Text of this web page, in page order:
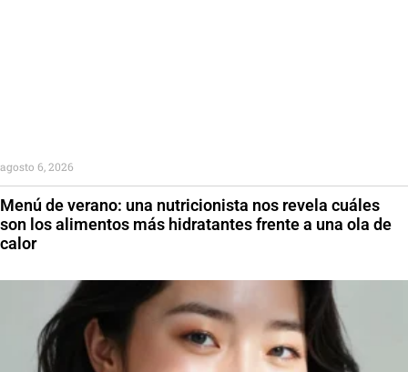
Menú de verano: una nutricionista nos revela cuáles
son los alimentos más hidratantes frente a una ola de
calor
agosto 6, 2026